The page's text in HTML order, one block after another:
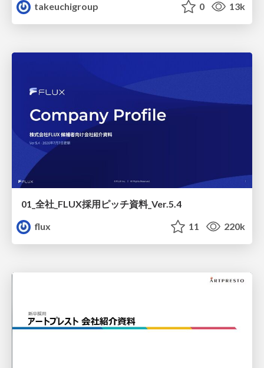
takeuchigroup
0 13k
01_全社_FLUX採用ピッチ資料_Ver.5.4
flux
11 220k